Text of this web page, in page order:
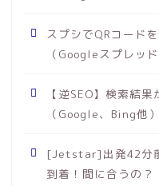
スプシでQRコード
（Googleスプレッド
【逆SEO】検索結
（Google、Bing他）
[Jetstar]出発42分
到着！間に合うの？